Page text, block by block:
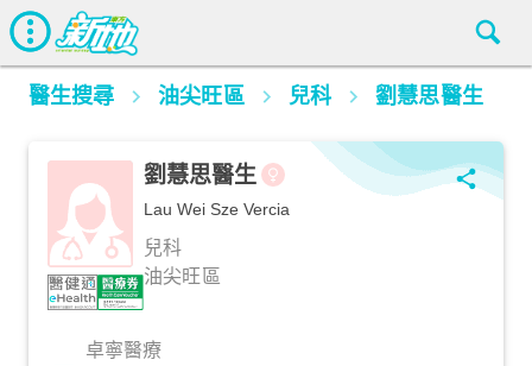
醫生搜尋 油尖旺區 兒科 劉慧思醫生
劉慧思醫生
Lau Wei Sze Vercia
兒科
油尖旺區
卓寧醫療